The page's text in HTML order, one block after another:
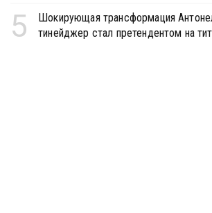
5
Шокирующая трансформация
тинейджер стал претендентом на